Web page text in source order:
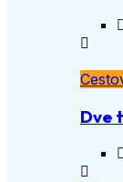
Dve